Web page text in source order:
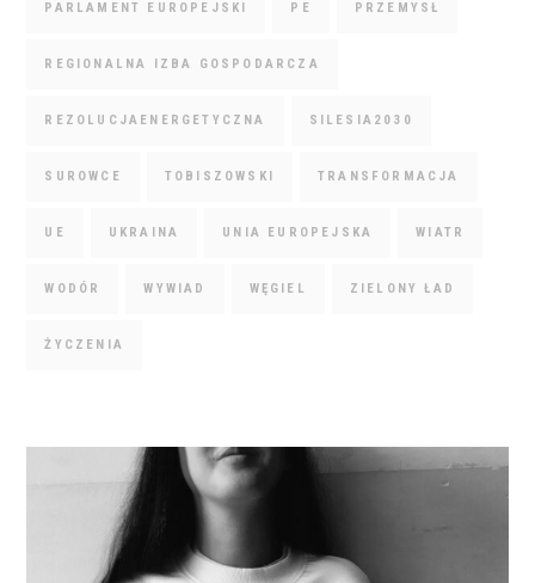
PARLAMENT EUROPEJSKI PE PRZEMYSŁ
REGIONALNA IZBA GOSPODARCZA
REZOLUCJAENERGETYCZNA SILESIA2030
SUROWCE TOBISZOWSKI TRANSFORMACJA
UE UKRAINA UNIA EUROPEJSKA WIATR
WODÓR WYWIAD WĘGIEL ZIELONY ŁAD
ŻYCZENIA